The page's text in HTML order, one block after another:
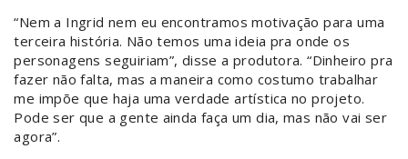
“Nem a Ingrid nem eu encontramos motivação para uma
terceira história. Não temos uma ideia pra onde os
personagens seguiriam”, disse a produtora. “Dinheiro pra
fazer não falta, mas a maneira como costumo trabalhar
me impõe que haja uma verdade artística no projeto.
Pode ser que a gente ainda faça um dia, mas não vai ser
agora”.